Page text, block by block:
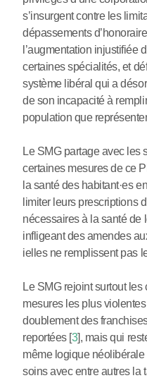
s’insurgent contre les
dépassements
l’augmentation injustifiée
certaines spécialités, et
système libéral qui a
de son incapacité à
population que
Le SMG partage avec les
certaines mesures de ce
la santé des habitant·es
limiter leurs prescriptions
nécessaires à la santé de
infligeant des amendes
ielles ne remplissent pas
Le SMG rejoint surtout
mesures les plus
doublement des
reportées[3], mais qui
même logique
soins avec entre autres la